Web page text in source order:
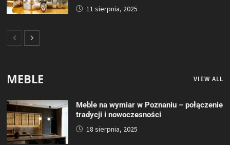
11 sierpnia, 2025
MEBLE VIEW ALL
Meble na wymiar w Poznaniu – połączenie
tradycji i nowoczesności
18 sierpnia, 2025